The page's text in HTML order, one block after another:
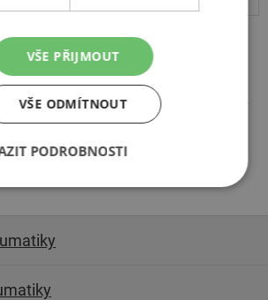
vždy může usnadnit život na cestách.
kontrolovat i svojipovinnou výbavu
na pravidelnou kontrolu hloubky
VŠE PŘIJMOUT
VŠE ODMÍTNOUT
PODROBNOSTI